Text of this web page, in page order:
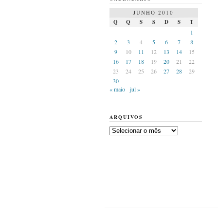
JUNHO 2010
Q Q S S D S
T
1
2
3 4 5 6 7
8
9
10 11 12 13 14
15
16
17 18 19 20 21
22
23
24 25 26 27 28
29
30
« maio
jul »
ARQUIVOS
Arquivos